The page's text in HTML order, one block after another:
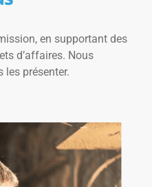
en supportant des
d’affaires. Nous
les présenter.